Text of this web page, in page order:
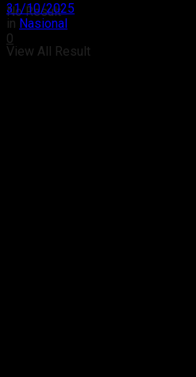
No Result
View All Result
31/10/2025
in Nasional
0